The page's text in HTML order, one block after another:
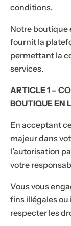
conditions.
Notre boutique
fournit la
permettant la
services.
ARTICLE 1 –
BOUTIQUE EN
En acceptant
majeur dans
l’autorisation
votre
Vous vous
fins illégales ou
respecter les